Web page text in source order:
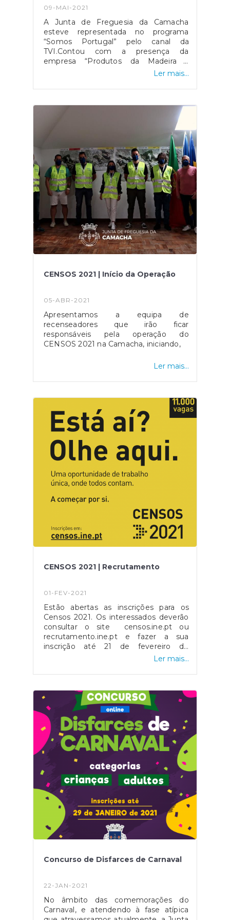
09-MAI-2021
A Junta de Freguesia da Camacha
esteve representada no programa
“Somos Portugal” pelo canal da
TVI.Contou com a presença da
empresa “Produtos da Madeira –
Albano Almeida, Lda.” que promoveu a
Região.Fomos também presenteados
Ler mais...
CENSOS 2021 | Início da Operação
05-ABR-2021
Apresentamos a equipa de
recenseadores que irão ficar
responsáveis pela operação do
CENSOS 2021 na Camacha, iniciando,
Ler mais...
CENSOS 2021 | Recrutamento
01-FEV-2021
Estão abertas as inscrições para os
Censos 2021. Os interessados deverão
consultar o site censos.ine.pt ou
recrutamento.ine.pt e fazer a sua
inscrição até 21 de fevereiro de
2020.Não perca esta oportunidade!
Ler mais...
Concurso de Disfarces de Carnaval
22-JAN-2021
No âmbito das comemorações do
Carnaval, e atendendo à fase atípica